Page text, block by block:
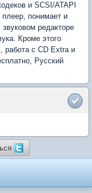
и SCSI/ATAPI
понимает и
редакторе
Кроме этого
работа с CD Extra и
Русский